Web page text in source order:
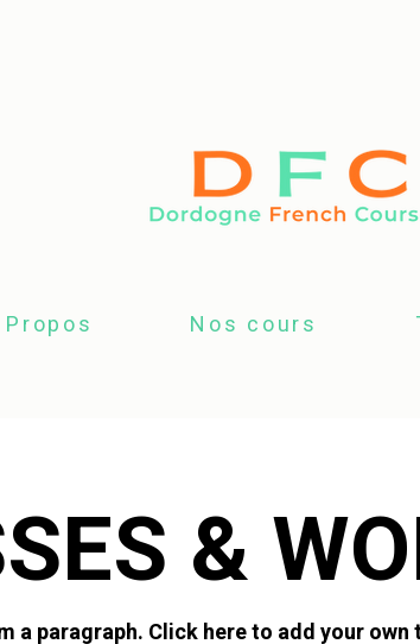
Propos Nos cours
&
a paragraph. Click here to add your own